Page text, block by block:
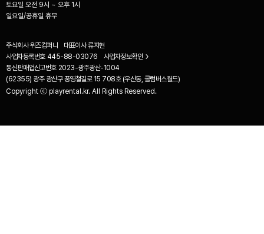
토요일 오전 9시 ~ 오후 1시
일요일/공휴일 휴무
주식회사 위즈컴퍼니 대표이사 류지현
사업자등록번호 445-88-03076
사업자정보확인
통신판매업신고번호 2023-광주광산-1004
(62355) 광주 광산구 풍영철길로 15 708호 (우산동, 콜럼버스월드)
Copyright ⓒ playrental.kr. All Rights Reserved.